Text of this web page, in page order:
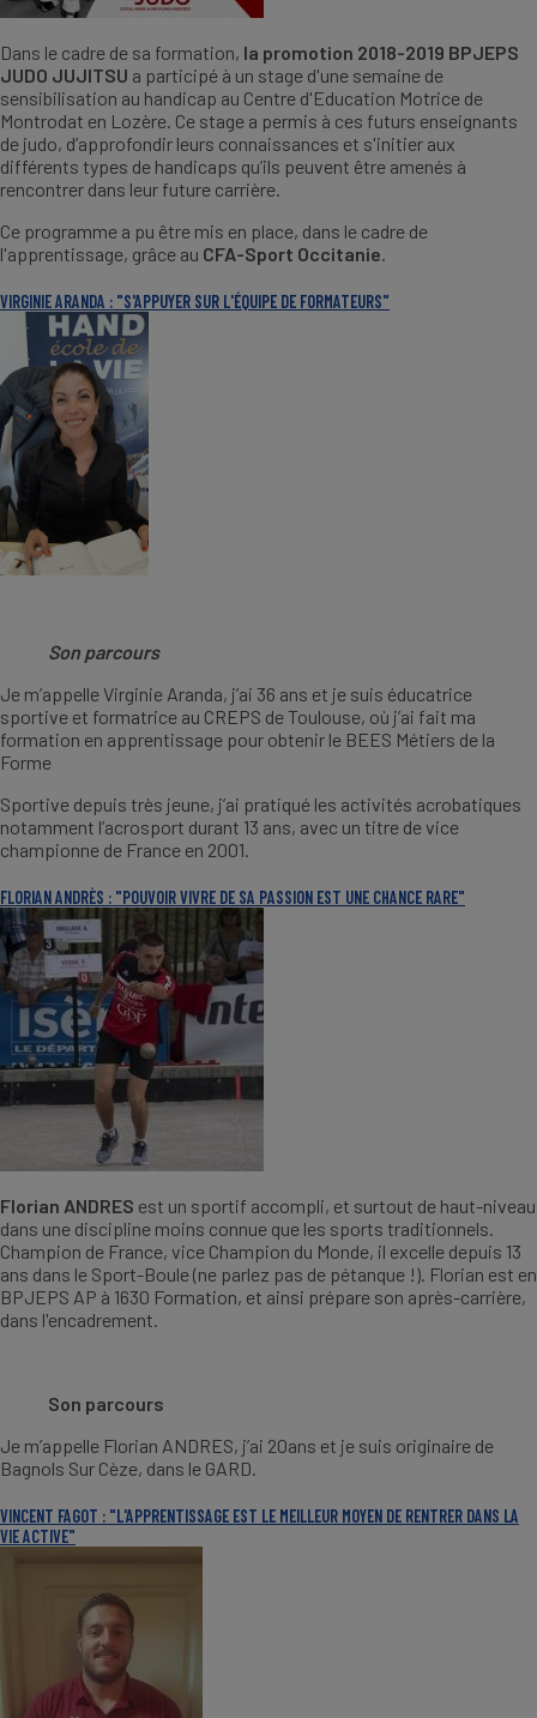
Dans le cadre de sa formation, la promotion 2018-2019 BPJEPS
JUDO JUJITSU a participé à un stage d'une semaine de
sensibilisation au handicap au Centre d'Education Motrice de
Montrodat en Lozère. Ce stage a permis à ces futurs enseignants
de judo, d’approfondir leurs connaissances et s'initier aux
différents types de handicaps qu’ils peuvent être amenés à
rencontrer dans leur future carrière.
Ce programme a pu être mis en place, dans le cadre de
l'apprentissage, grâce au CFA-Sport Occitanie.
VIRGINIE ARANDA : "S'APPUYER SUR L'ÉQUIPE DE FORMATEURS"
Son parcours
Je m’appelle Virginie Aranda, j’ai 36 ans et je suis éducatrice
sportive et formatrice au CREPS de Toulouse, où j’ai fait ma
formation en apprentissage pour obtenir le BEES Métiers de la
Forme
Sportive depuis très jeune, j’ai pratiqué les activités acrobatiques
notamment l’acrosport durant 13 ans, avec un titre de vice
championne de France en 2001.
FLORIAN ANDRÈS : "POUVOIR VIVRE DE SA PASSION EST UNE CHANCE RARE"
Florian ANDRES est un sportif accompli, et surtout de haut-niveau
dans une discipline moins connue que les sports traditionnels.
Champion de France, vice Champion du Monde, il excelle depuis 13
ans dans le Sport-Boule (ne parlez pas de pétanque !). Florian est en
BPJEPS AP à 1630 Formation, et ainsi prépare son après-carrière,
dans l'encadrement.
Son parcours
Je m’appelle Florian ANDRES, j’ai 20ans et je suis originaire de
Bagnols Sur Cèze, dans le GARD.
VINCENT FAGOT : "L'APPRENTISSAGE EST LE MEILLEUR MOYEN DE RENTRER DANS LA
VIE ACTIVE"